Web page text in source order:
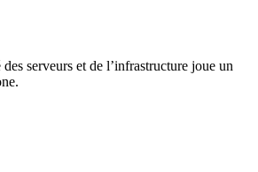
serveurs et de l’infrastructure joue un